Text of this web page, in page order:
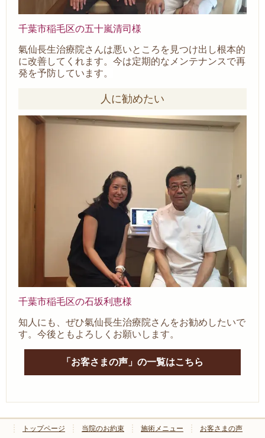
千葉市稲毛区の五十嵐清司様
氣仙長生治療院さんは悪いところを見つけ出し根本的
に改善してくれます。 今は定期的なメンテナンスで再
発を予防しています。
人に勧めたい
千葉市稲毛区の石坂利恵様
知人にも、ぜひ氣仙長生治療院さんをお勧めしたいで
す。今後ともよろしくお願いします。
「お客さまの声」の一覧はこちら
トップページ 当院のお約束 施術メニュー
お客さまの声